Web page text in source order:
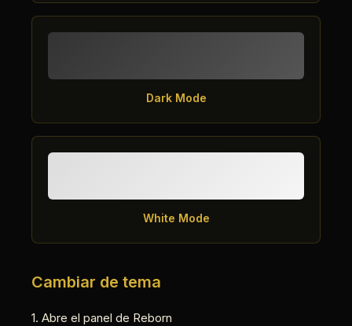
Dark Mode
White Mode
Cambiar de tema
1. Abre el panel de Reborn